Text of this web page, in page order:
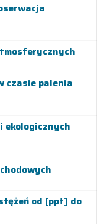
czasie palenia
ekologicznych
od [ppt] do